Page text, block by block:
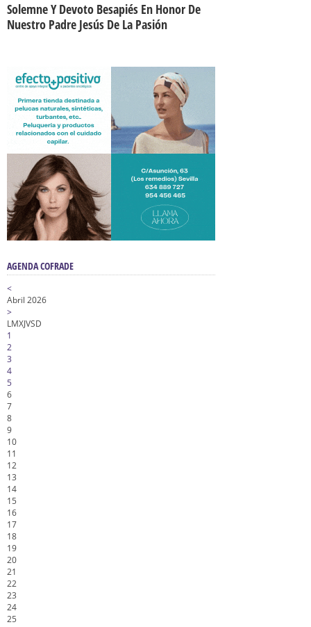
Solemne Y Devoto Besapiés En Honor De
Nuestro Padre Jesús De La Pasión
AGENDA COFRADE
<
Abril 2026
>
LMXJVSD
1
2
3
4
5
6
7
8
9
10
11
12
13
14
15
16
17
18
19
20
21
22
23
24
25